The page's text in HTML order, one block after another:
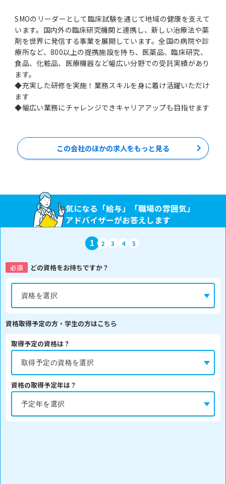
SMOのリーダーとして臨床試験を通じて地域の健康を支えて
います。国内外の臨床研究機関と連携し、新しい治療法や薬
剤を世界に発信する事業を展開しています。全国の病院や診
療所など、800以上の提携施設を持ち、医薬品、臨床研究、
食品、化粧品、医療機器など幅広い分野での受託実績があり
ます。
◆充実した研修を実施！業務スキルを身に着け活躍いただけ
ます
◆幅広い業務にチャレンジできキャリアアップも目指せます
この会社のほかの求人をもっと見る
気になる「給与」「職場の雰囲気」
アドバイザーがお答えします
1 2 3 4 5
必須 どの資格をお持ちですか？
資格取得予定の方・学生の方はこちら
取得予定の資格は？
資格の取得予定年は？